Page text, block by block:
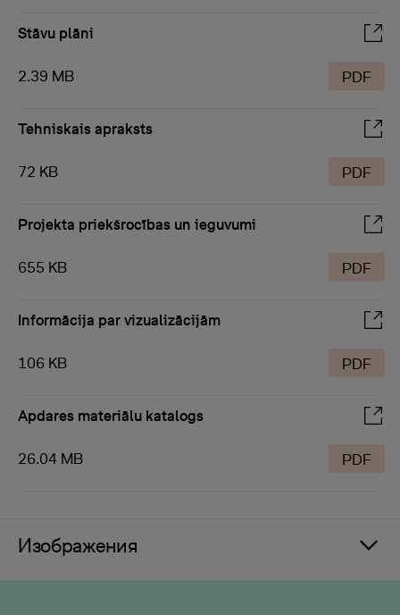
Stāvu plāni
2.39 MB PDF
Tehniskais apraksts
72 KB PDF
Projekta priekšrocības un ieguvumi
655 KB PDF
Informācija par vizualizācijām
106 KB PDF
Apdares materiālu katalogs
26.04 MB PDF
Изображения